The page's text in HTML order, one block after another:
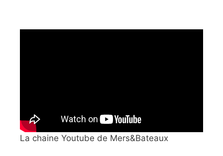
La chaine Youtube de Mers&Bateaux